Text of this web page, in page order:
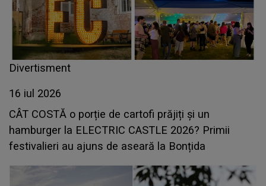
Divertisment
16 iul 2026
CÂT COSTĂ o porție de cartofi prăjiți și un
hamburger la ELECTRIC CASTLE 2026? Primii
festivalieri au ajuns de aseară la Bonțida